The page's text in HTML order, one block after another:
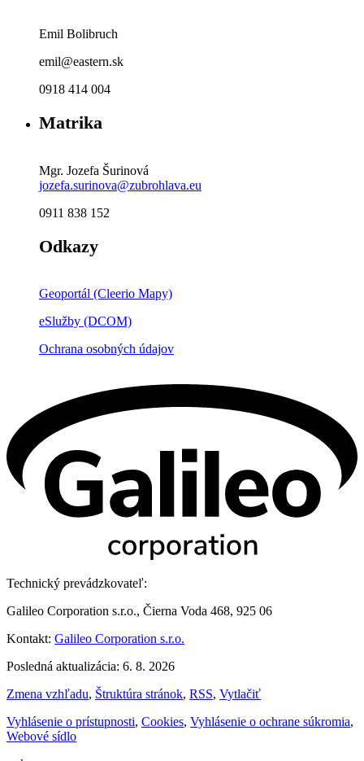
Emil Bolibruch
emil@eastern.sk
0918 414 004
Matrika
Mgr. Jozefa Šurinová
jozefa.surinova@zubrohlava.eu
0911 838 152
Odkazy
Geoportál (Cleerio Mapy)
eSlužby (DCOM)
Ochrana osobných údajov
Technický prevádzkovateľ:
Galileo Corporation s.r.o., Čierna Voda 468, 925 06
Kontakt: Galileo Corporation s.r.o.
Posledná aktualizácia: 6. 8. 2026
Zmena vzhľadu, Štruktúra stránok, RSS, Vytlačiť
Vyhlásenie o prístupnosti, Cookies, Vyhlásenie o ochrane súkromia,
Webové sídlo